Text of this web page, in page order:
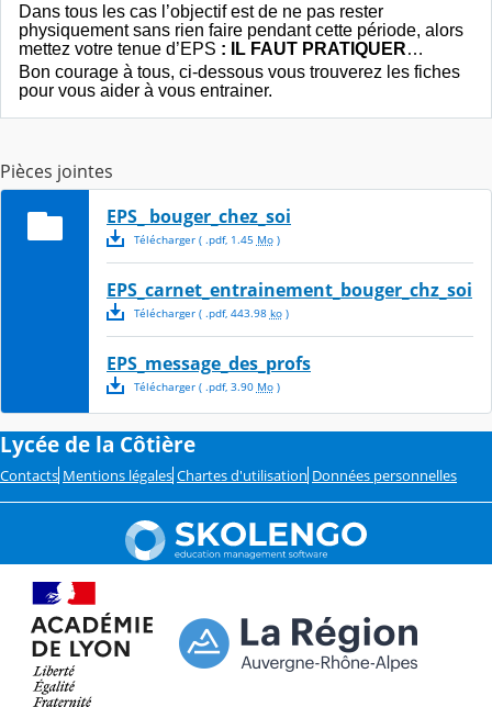
Dans tous les cas l’objectif est de ne pas rester
physiquement sans rien faire pendant cette période, alors
mettez votre tenue d’EPS : IL FAUT PRATIQUER…
Bon courage à tous, ci-dessous vous trouverez les fiches
pour vous aider à vous entrainer.
Pièces jointes
EPS_ bouger_chez_soi
Télécharger( .pdf, 1.45 Mo)
EPS_carnet_entrainement_bouger_chz_soi
Télécharger( .pdf, 443.98 ko)
EPS_message_des_profs
Télécharger( .pdf, 3.90 Mo)
Lycée de la Côtière
Contacts Mentions légales Chartes d'utilisation Données personnelles